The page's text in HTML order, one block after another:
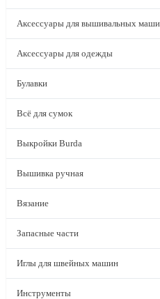
Аксессуары для вышивальных
Аксессуары для одежды
Булавки
Всё для сумок
Выкройки Burda
Вышивка ручная
Вязание
Запасные части
Иглы для швейных машин
Инструменты